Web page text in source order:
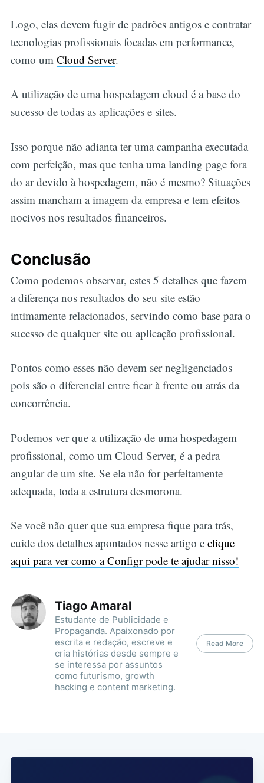
Logo, elas devem fugir de padrões antigos e contratar
tecnologias profissionais focadas em performance,
como um Cloud Server.
A utilização de uma hospedagem cloud é a base do
sucesso de todas as aplicações e sites.
Isso porque não adianta ter uma campanha executada
com perfeição, mas que tenha uma landing page fora
do ar devido à hospedagem, não é mesmo? Situações
assim mancham a imagem da empresa e tem efeitos
nocivos nos resultados financeiros.
Conclusão
Como podemos observar, estes 5 detalhes que fazem
a diferença nos resultados do seu site estão
intimamente relacionados, servindo como base para o
sucesso de qualquer site ou aplicação profissional.
Pontos como esses não devem ser negligenciados
pois são o diferencial entre ficar à frente ou atrás da
concorrência.
Podemos ver que a utilização de uma hospedagem
profissional, como um Cloud Server, é a pedra
angular de um site. Se ela não for perfeitamente
adequada, toda a estrutura desmorona.
Se você não quer que sua empresa fique para trás,
cuide dos detalhes apontados nesse artigo e clique
aqui para ver como a Configr pode te ajudar nisso!
Tiago Amaral
Estudante de Publicidade e
Propaganda. Apaixonado por
escrita e redação, escreve e
cria histórias desde sempre e
se interessa por assuntos
como futurismo, growth
hacking e content marketing.
Read More